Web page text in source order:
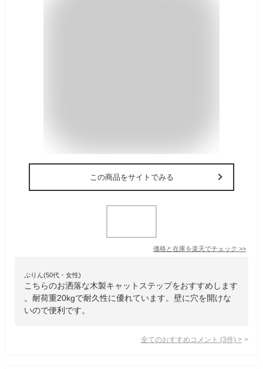
この商品をサイトでみる
価格と在庫を楽天でチェック >>
ぷりん(50代・女性)
こちらのお洒落な木製キャットステップをおすすめします
。耐荷重20kgで耐久性に優れています。壁に穴を開けな
いので便利です。
全てのおすすめコメント (3件) >